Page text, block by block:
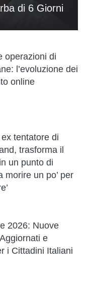
di 6 Giorni
operazioni di
l’evoluzione dei
online
tentatore di
trasforma il
un punto di
morire un po’ per
2026: Nuove
e
i Cittadini Italiani